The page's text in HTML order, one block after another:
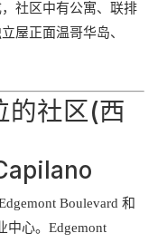
社区中有公寓、联排
屋正面温哥华岛、
的社区(西
Boulevard 和
中心。Edgemont